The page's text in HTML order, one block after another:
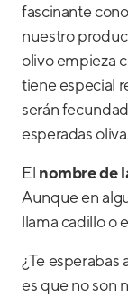
fascinante
nuestro
olivo empieza
tiene especial
serán
esperadas
El nombre de
Aunque en
llama cadillo o
¿Te
es que no son